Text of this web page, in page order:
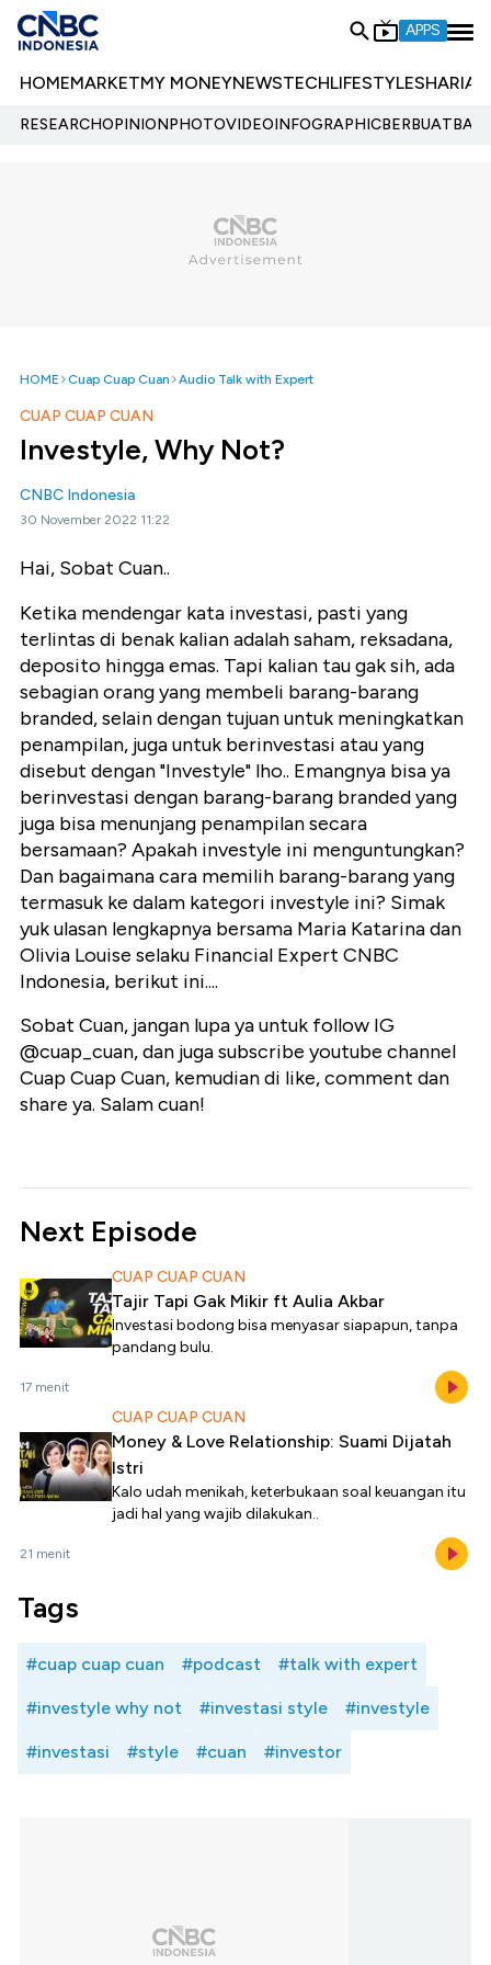
APPS
HOMEMARKETMY MONEYNEWSTECHLIFESTYLESHARIA
RESEARCHOPINIONPHOTOVIDEOINFOGRAPHIC
HOME Cuap Cuap Cuan Audio Talk with Expert
CUAP CUAP CUAN
Investyle, Why Not?
CNBC Indonesia
30 November 2022 11:22
Hai, Sobat Cuan..
Ketika mendengar kata investasi, pasti yang
terlintas di benak kalian adalah saham, reksadana,
deposito hingga emas. Tapi kalian tau gak sih, ada
sebagian orang yang membeli barang-barang
branded, selain dengan tujuan untuk meningkatkan
penampilan, juga untuk berinvestasi atau yang
disebut dengan "Investyle" lho.. Emangnya bisa ya
berinvestasi dengan barang-barang branded yang
juga bisa menunjang penampilan secara
bersamaan? Apakah investyle ini menguntungkan?
Dan bagaimana cara memilih barang-barang yang
termasuk ke dalam kategori investyle ini? Simak
yuk ulasan lengkapnya bersama Maria Katarina dan
Olivia Louise selaku Financial Expert CNBC
Indonesia, berikut ini....
Sobat Cuan, jangan lupa ya untuk follow IG
@cuap_cuan, dan juga subscribe youtube channel
Cuap Cuap Cuan, kemudian di like, comment dan
share ya. Salam cuan!
Next Episode
CUAP CUAP CUAN
Tajir Tapi Gak Mikir ft Aulia Akbar
Investasi bodong bisa menyasar siapapun, tanpa
pandang bulu.
17 menit
CUAP CUAP CUAN
Money & Love Relationship: Suami Dijatah
Istri
Kalo udah menikah, keterbukaan soal keuangan itu
jadi hal yang wajib dilakukan..
21 menit
Tags
#cuap cuap cuan #podcast #talk with expert
#investyle why not #investasi style #investyle
#investasi #style #cuan #investor